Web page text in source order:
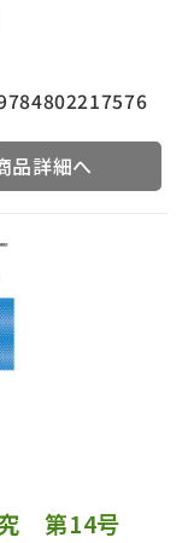
品詳細へ
究 第14号